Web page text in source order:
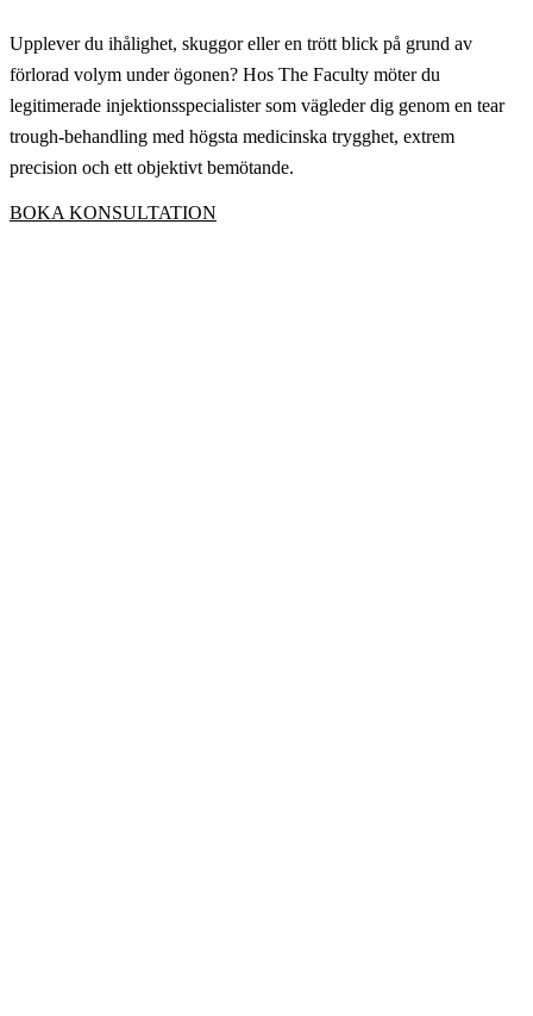
Upplever du ihålighet, skuggor eller en trött blick på grund av
förlorad volym under ögonen? Hos The Faculty möter du
legitimerade injektionsspecialister som vägleder dig genom en tear
trough-behandling med högsta medicinska trygghet, extrem
precision och ett objektivt bemötande.
BOKA KONSULTATION